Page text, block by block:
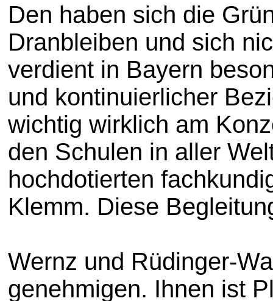
Den haben sich die
Dranbleiben und sich
verdient in Bayern
und kontinuierlicher
wichtig wirklich am
den Schulen in aller
hochdotierten
Klemm. Diese
Wernz und Rüdinger-
genehmigen. Ihnen ist